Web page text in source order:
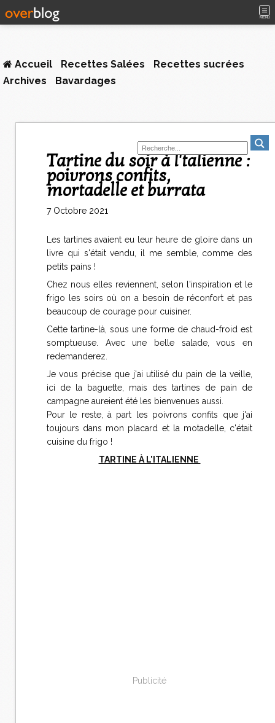
MENU
Accueil Recettes Salées
Recettes sucrées
Archives
Bavardages
Tartine du soir à l'talienne :
poivrons confits,
mortadelle et burrata
7 Octobre 2021
Les tartines avaient eu leur heure de gloire dans un
livre qui s'était vendu, il me semble, comme des
petits pains !
Chez nous elles reviennent, selon l'inspiration et le
frigo les soirs où on a besoin de réconfort et pas
beaucoup de courage pour cuisiner.
Cette tartine-là, sous une forme de chaud-froid est
somptueuse. Avec une belle salade, vous en
redemanderez.
Je vous précise que j'ai utilisé du pain de la veille,
ici de la baguette, mais des tartines de pain de
campagne aureient été les bienvenues aussi.
Pour le reste, à part les poivrons confits que j'ai
toujours dans mon placard et la motadelle, c'était
cuisine du frigo !
TARTINE À L'ITALIENNE
Publicité